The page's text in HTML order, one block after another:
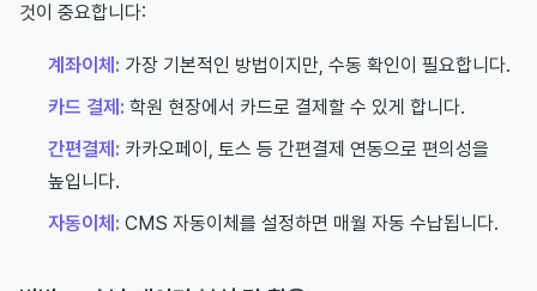
것이 중요합니다:
계좌이체: 가장 기본적인 방법이지만, 수동 확인이 필요합니다.
카드 결제: 학원 현장에서 카드로 결제할 수 있게 합니다.
간편결제: 카카오페이, 토스 등 간편결제 연동으로 편의성을
높입니다.
자동이체: CMS 자동이체를 설정하면 매월 자동 수납됩니다.